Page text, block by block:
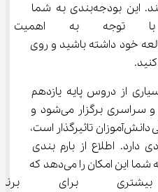
دانش‌آموزان و معلمان می‌کند. این بودجه‌بندی به شما
تا با توجه به
برای مطالعه خود داشته باشید و روی
از دروس پایه یازدهم
رشته انسانی به صورت نهایی و سراسری برگزار می‌شود و
نمرات آن‌ها در سوابق تحصیلی دانش‌آموزان تاثیرگذار است،
دارد. اطلاع از بارم بندی
امتحانات پایه یازدهم انسانی به شما این امکان را می‌دهد که
برای